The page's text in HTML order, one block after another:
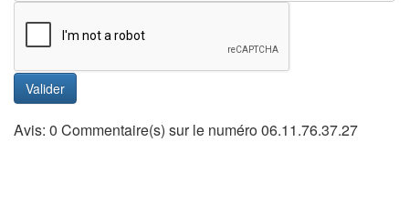
Valider
Avis: 0 Commentaire(s) sur le numéro 06.11.76.37.27